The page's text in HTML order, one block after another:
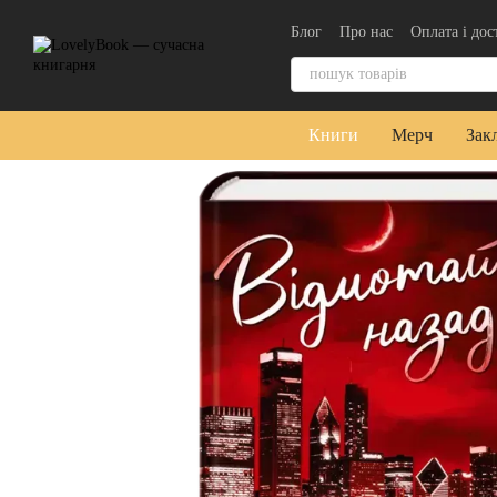
Блог
Про нас
Оплата і
Контактна інформація
Книги Мерч